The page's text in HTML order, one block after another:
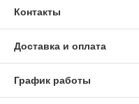
Контакты
Доставка и оплата
График работы